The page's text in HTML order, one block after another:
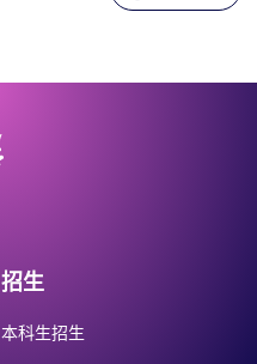
招生
本科生招生